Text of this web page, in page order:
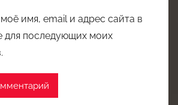
имя, email и адрес сайта в
для последующих моих